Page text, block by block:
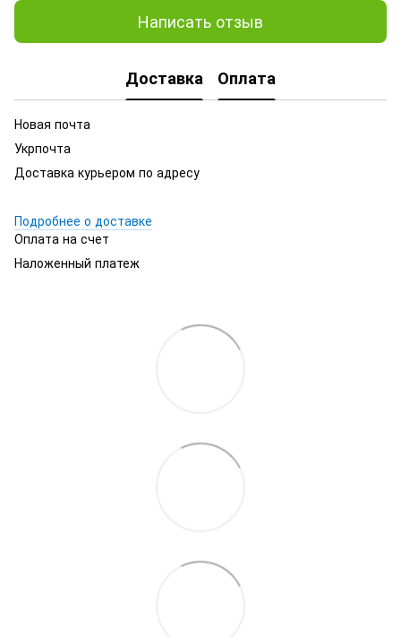
Написать отзыв
Доставка Оплата
Новая почта
Укрпочта
Доставка курьером по адресу
Подробнее о доставке
Оплата на счет
Наложенный платеж